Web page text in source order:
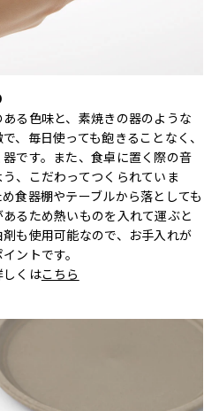
る色味と、素焼きの器のような
、毎日使っても飽きることなく、
です。また、食卓に置く際の音
、こだわってつくられていま
食器棚やテーブルから落としても
るため熱いものを入れて運ぶと
も使用可能なので、お手入れが
ントです。
くはこちら